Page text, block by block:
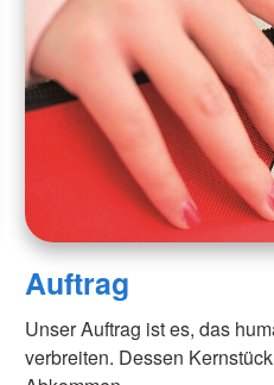
Auftrag
Unser Auftrag ist es, das
verbreiten. Dessen